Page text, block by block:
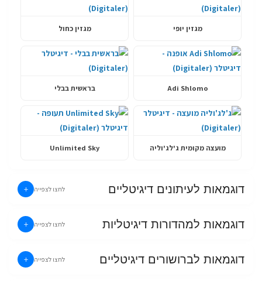
מגזין יופי מגזין כחול
Adi Shlomo בראשית בבלי
מועצה מקומית ג'לג'וליה Unlimited Sky
דוגמאות לעיתונים דיגיטליים לחצו לצפייה +
דוגמאות למהדורות דיגיטליות לחצו לצפייה +
דוגמאות לברושורים דיגיטליים לחצו לצפייה +